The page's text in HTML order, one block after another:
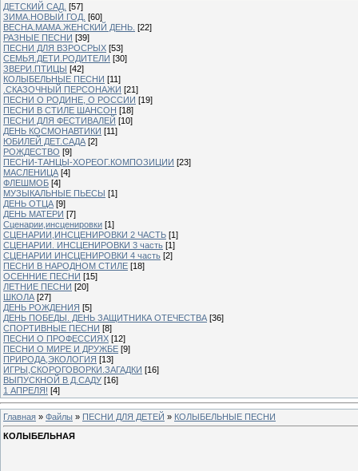
ДЕТСКИЙ САД. [57]
ЗИМА.НОВЫЙ ГОД. [60]
ВЕСНА.МАМА.ЖЕНСКИЙ ДЕНЬ. [22]
РАЗНЫЕ ПЕСНИ [39]
ПЕСНИ ДЛЯ ВЗРОСРЫХ [53]
СЕМЬЯ.ДЕТИ.РОДИТЕЛИ [30]
ЗВЕРИ.ПТИЦЫ [42]
КОЛЫБЕЛЬНЫЕ ПЕСНИ [11]
.СКАЗОЧНЫЙ ПЕРСОНАЖИ [21]
ПЕСНИ О РОДИНЕ, О РОССИИ [19]
ПЕСНИ В СТИЛЕ ШАНСОН [18]
ПЕСНИ ДЛЯ ФЕСТИВАЛЕЙ [10]
ДЕНЬ КОСМОНАВТИКИ [11]
ЮБИЛЕЙ ДЕТ.САДА [2]
РОЖДЕСТВО [9]
ПЕСНИ-ТАНЦЫ-ХОРЕОГ.КОМПОЗИЦИИ [23]
МАСЛЕНИЦА [4]
ФЛЕШМОБ [4]
МУЗЫКАЛЬНЫЕ ПЬЕСЫ [1]
ДЕНЬ ОТЦА [9]
ДЕНЬ МАТЕРИ [7]
Сценарии,инсценировки [1]
СЦЕНАРИИ,ИНСЦЕНИРОВКИ 2 ЧАСТЬ [1]
СЦЕНАРИИ. ИНСЦЕНИРОВКИ 3 часть [1]
СЦЕНАРИИ ИНСЦЕНИРОВКИ 4 часть [2]
ПЕСНИ В НАРОДНОМ СТИЛЕ [18]
ОСЕННИЕ ПЕСНИ [15]
ЛЕТНИЕ ПЕСНИ [20]
ШКОЛА [27]
ДЕНЬ РОЖДЕНИЯ [5]
ДЕНЬ ПОБЕДЫ. ДЕНЬ ЗАЩИТНИКА ОТЕЧЕСТВА [36]
СПОРТИВНЫЕ ПЕСНИ [8]
ПЕСНИ О ПРОФЕССИЯХ [12]
ПЕСНИ О МИРЕ И ДРУЖБЕ [9]
ПРИРОДА,ЭКОЛОГИЯ [13]
ИГРЫ,СКОРОГОВОРКИ.ЗАГАДКИ [16]
ВЫПУСКНОЙ В Д.САДУ [16]
1 АПРЕЛЯ! [4]
Главная » Файлы » ПЕСНИ ДЛЯ ДЕТЕЙ » КОЛЫБЕЛЬНЫЕ ПЕСНИ
КОЛЫБЕЛЬНАЯ